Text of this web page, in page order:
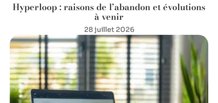
Hyperloop : raisons de l’abandon et évolutions
à venir
28 juillet 2026